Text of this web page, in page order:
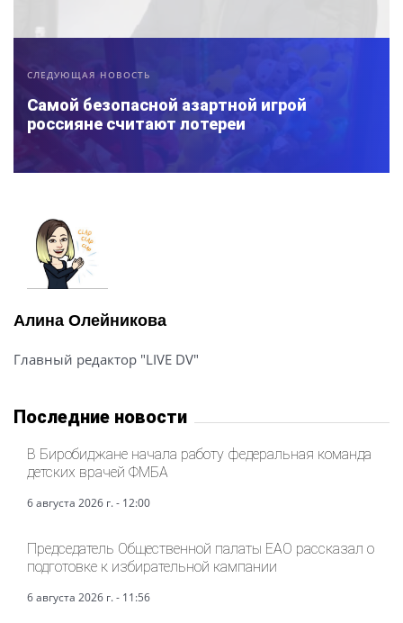
СЛЕДУЮЩАЯ НОВОСТЬ
Самой безопасной азартной игрой
россияне считают лотереи
Алина Олейникова
Главный редактор "LIVE DV"
Последние новости
В Биробиджане начала работу федеральная команда
детских врачей ФМБА
6 августа 2026 г. - 12:00
Председатель Общественной палаты ЕАО рассказал о
подготовке к избирательной кампании
6 августа 2026 г. - 11:56